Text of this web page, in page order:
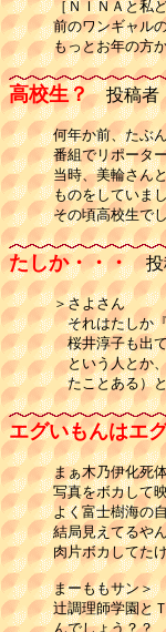
［ＮＩＮＡと私
前のワンギャル
もっとお年の方
高校生？投稿者
何年か前、たぶ
番組でリポータ
当時、美輪さん
ものをしていま
その頃高校生で
たしか・・・投
＞さよさん
それはたしか『
桜井淳子も出て
という人とか、
たことある）
エグいもんはエ
まぁ木乃伊化死
写真をボカして
よく富士樹海の
結局見えてるや
肉片ボカしてた
まーももサン＞
辻調理師学園と